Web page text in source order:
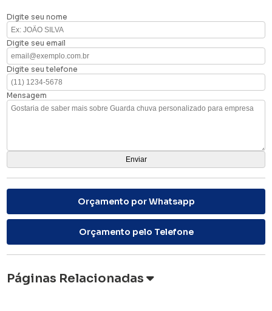
Digite seu nome
Digite seu email
Digite seu telefone
Mensagem
Orçamento por Whatsapp
Orçamento pelo Telefone
Páginas Relacionadas